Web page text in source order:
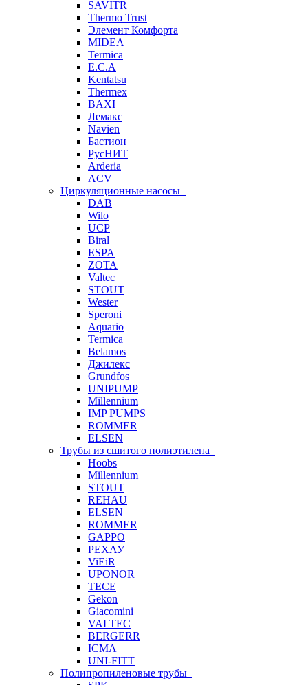
SAVITR
Thermo Trust
Элемент Комфорта
MIDEA
Termica
E.C.A
Kentatsu
Thermex
BAXI
Лемакс
Navien
Бастион
РусНИТ
Arderia
ACV
Циркуляционные насосы
DAB
Wilo
UCP
Biral
ESPA
ZOTA
Valtec
STOUT
Wester
Speroni
Aquario
Termica
Belamos
Джилекс
Grundfos
UNIPUMP
Millennium
IMP PUMPS
ROMMER
ELSEN
Трубы из сшитого полиэтилена
Hoobs
Millennium
STOUT
REHAU
ELSEN
ROMMER
GAPPO
РЕХАУ
ViEiR
UPONOR
TECE
Gekon
Giacomini
VALTEC
BERGERR
ICMA
UNI-FITT
Полипропиленовые трубы